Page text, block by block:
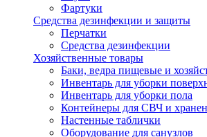
Фартуки
Средства дезинфекции и защиты
Перчатки
Средства дезинфекции
Хозяйственные товары
Баки, ведра пищевые и
Инвентарь для уборки
Инвентарь для уборки пола
Контейнеры для СВЧ и
Настенные таблички
Оборудование для санузлов